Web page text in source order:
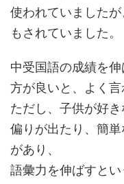
使われていました
もされていました。
中受国語の成績を
方が良いと、よく言
ただし、子供が好
偏りが出たり、簡
があり、
語彙力を伸ばすと